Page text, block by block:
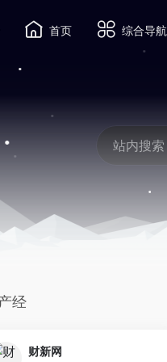
首页 综合导航
经
财新网